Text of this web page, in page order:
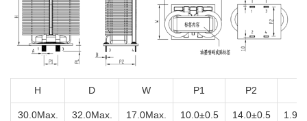
H D W P1 P2
30.0Max. 32.0Max. 17.0Max. 10.0±0.5 14.0±0.5